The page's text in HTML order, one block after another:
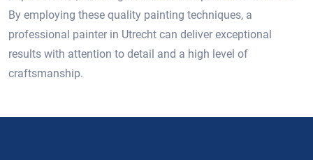
By employing these quality painting techniques, a
professional painter in Utrecht can deliver exceptional
results with attention to detail and a high level of
craftsmanship.​